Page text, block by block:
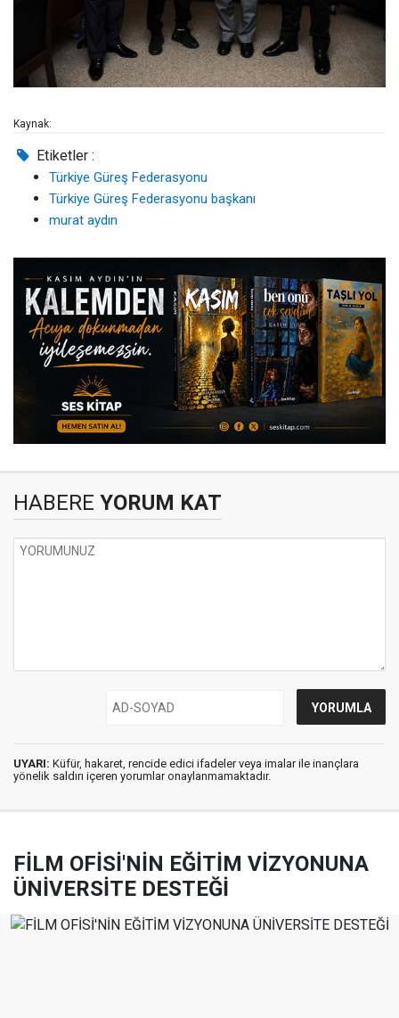
Kaynak:
Etiketler :
Türkiye Güreş Federasyonu
Türkiye Güreş Federasyonu başkanı
murat aydın
HABERE YORUM KAT
UYARI: Küfür, hakaret, rencide edici ifadeler veya imalar ile inançlara
yönelik saldırı içeren yorumlar onaylanmamaktadır.
FİLM OFİSİ'NİN EĞİTİM VİZYONUNA
ÜNİVERSİTE DESTEĞİ